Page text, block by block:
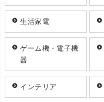
生活家電
ゲーム機・電子機
器
インテリア